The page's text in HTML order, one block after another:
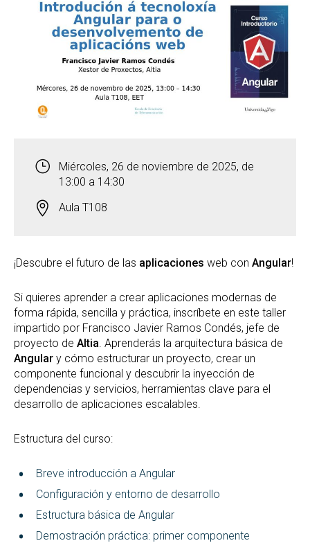
Miércoles, 26 de noviembre de 2025, de
13:00 a 14:30
Aula T108
¡Descubre el futuro de las aplicaciones web con Angular!
Si quieres aprender a crear aplicaciones modernas de
forma rápida, sencilla y práctica, inscríbete en este taller
impartido por Francisco Javier Ramos Condés, jefe de
proyecto de Altia Aprenderás la arquitectura básica de
Angular y cómo estructurar un proyecto, crear un
componente funcional y descubrir la inyección de
dependencias y servicios, herramientas clave para el
desarrollo de aplicaciones escalables.
Estructura del curso:
Breve introducción a Angular
Configuración y entorno de desarrollo
Estructura básica de Angular
Demostración práctica: primer componente